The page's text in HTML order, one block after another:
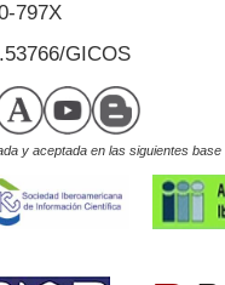
797X
GICOS
y aceptada en las siguientes